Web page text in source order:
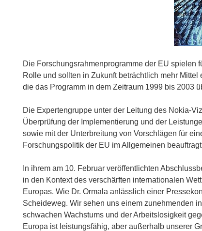
Die Forschungsrahmenprogramme der EU
Rolle und sollten in Zukunft beträchtlich mehr
die das Programm in dem Zeitraum 1999 bis 2003
Die Expertengruppe unter der Leitung des Nokia-
Überprüfung der Implementierung und der
sowie mit der Unterbreitung von Vorschlägen für
Forschungspolitik der EU im Allgemeinen
In ihrem am 10. Februar veröffentlichten
in den Kontext des verschärften internationalen
Europas. Wie Dr. Ormala anlässlich einer
Scheideweg. Wir sehen uns einem zunehmenden
schwachen Wachstums und der Arbeitslosigkeit
Europa ist leistungsfähig, aber außerhalb unserer